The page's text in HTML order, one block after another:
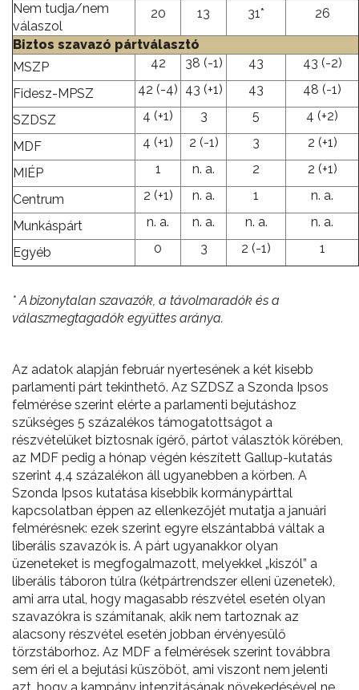
Nem tudja/nem
válaszol
20 13 31* 26
Biztos szavazó pártválasztó
MSZP
42 38 (-1) 43
43 (-2)
Fidesz-MPSZ
42 (-4) 43 (+1) 43
48 (-1)
SZDSZ
4 (+1) 3 5
4 (+2)
MDF
4 (+1) 2 (-1) 3
2 (+1)
MIÉP
1 n. a. 2
2 (+1)
Centrum
2 (+1) n. a. 1
n. a.
Munkáspárt
n. a. n. a. n. a.
n. a.
Egyéb
0 3 2 (-1) 1
* A bizonytalan szavazók, a távolmaradók és a
válaszmegtagadók együttes aránya.
Az adatok alapján február nyertesének a két kisebb
parlamenti párt tekinthető. Az SZDSZ a Szonda Ipsos
felmérése szerint elérte a parlamenti bejutáshoz
szükséges 5 százalékos támogatottságot a
részvételüket biztosnak ígérő, pártot választók körében,
az MDF pedig a hónap végén készített Gallup-kutatás
szerint 4,4 százalékon áll ugyanebben a körben. A
Szonda Ipsos kutatása kisebbik kormánypárttal
kapcsolatban éppen az ellenkezőjét mutatja a januári
felmérésnek: ezek szerint egyre elszántabbá váltak a
liberális szavazók is. A párt ugyanakkor olyan
üzeneteket is megfogalmazott, melyekkel „kiszól” a
liberális táboron túlra (kétpártrendszer elleni üzenetek),
ami arra utal, hogy magasabb részvétel esetén olyan
szavazókra is számítanak, akik nem tartoznak az
alacsony részvétel esetén jobban érvényesülő
törzstáborhoz. Az MDF a felmérések szerint továbbra
sem éri el a bejutási küszöböt, ami viszont nem jelenti